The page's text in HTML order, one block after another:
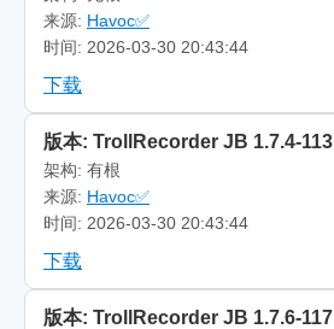
来源: Havoc✅
时间: 2026-03-30 20:43:44
下载
版本: TrollRecorder JB 1.7.4-113
架构: 有根
来源: Havoc✅
时间: 2026-03-30 20:43:44
下载
版本: TrollRecorder JB 1.7.6-117